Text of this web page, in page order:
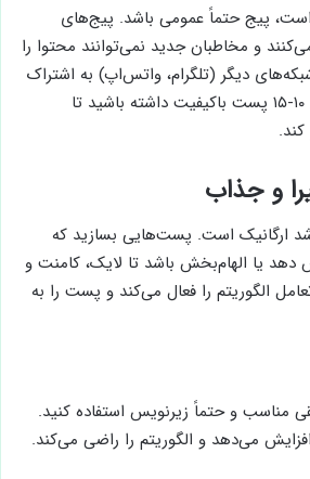
است، پیج حتماً عمومی باشد. پیج‌های
و مخاطبان جدید نمی‌توانند محتوا را
شبکه‌های دیگر (تلگرام، واتس‌اپ) به اشتراک
بگذارید، اما ابتدا حداقل ۱۰-۱۵ پست باکیفیت داشته باشید تا
کند.
و جذاب
ارگانیک است. پست‌هایی بسازید که
یا الهام‌بخش باشد تا لایک، کامنت و
الگوریتم را فعال می‌کند و پست را به
مناسب و حتماً زیرنویس استفاده کنید.
می‌دهد و الگوریتم را راضی می‌کند.